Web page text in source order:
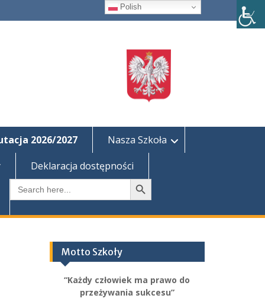
2026/2027
Nasza Szkoła
Deklaracja dostępności
Search
for:
Search Button
Motto Szkoły
“Każdy człowiek ma prawo do
przeżywania sukcesu”
Polish